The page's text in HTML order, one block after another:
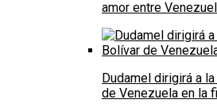
amor entre
Dudamel dirigirá a
de Venezuela en la